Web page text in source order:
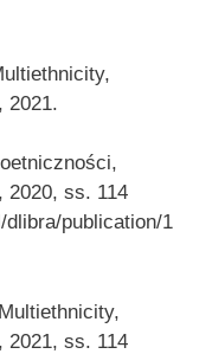
2021.
2020, ss. 114
publication/1
2021, ss. 114